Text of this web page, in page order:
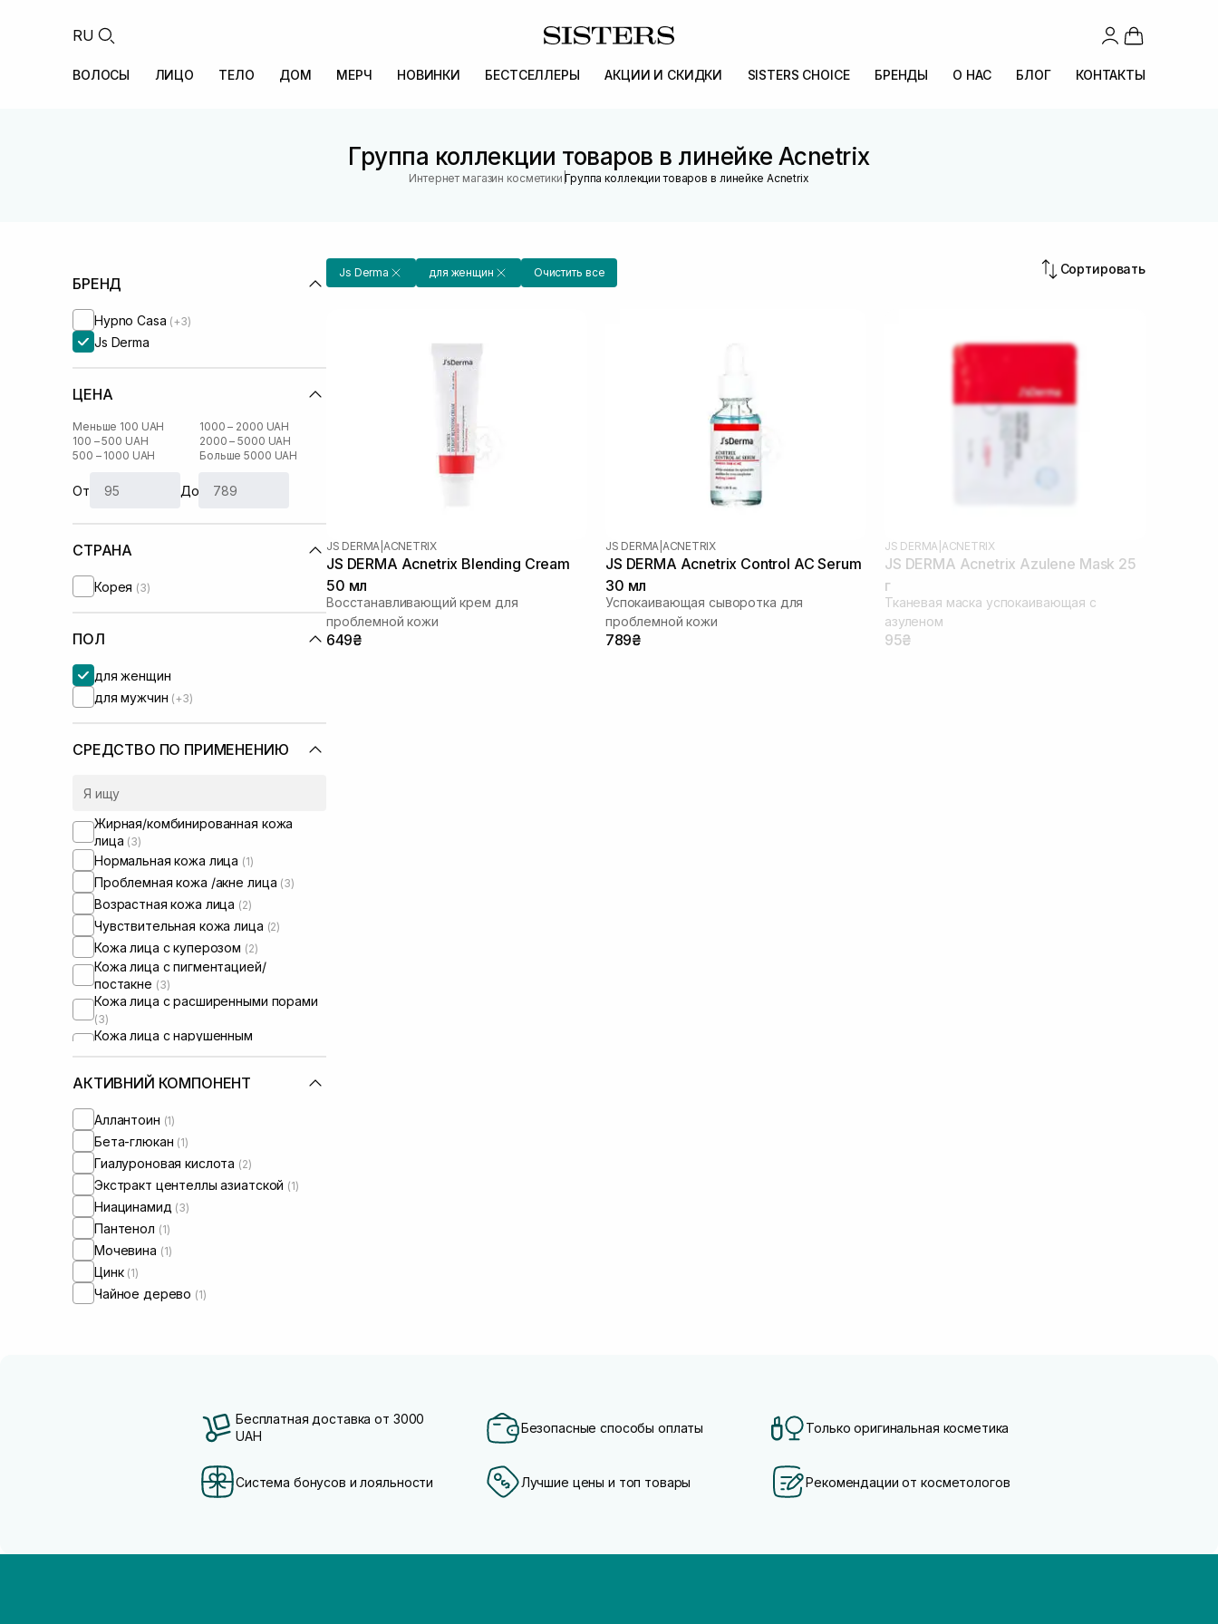
RU
ВОЛОСЫ ЛИЦО ТЕЛО ДОМ МЕРЧ НОВИНКИ БЕСТСЕЛЛЕРЫ АКЦИИ И СКИДКИ SISTERS CHOICE БРЕНДЫ О НАС БЛОГ КОНТАКТЫ
Группа коллекции товаров в линейке Acnetrix
Интернет магазин косметики |Группа коллекции товаров в линейке Acnetrix
БРЕНД
Hypno Casa (+3)
Js Derma
ЦЕНА
Меньше 100 UAH
100 – 500 UAH
500 – 1000 UAH
1000 – 2000 UAH
2000 – 5000 UAH
Больше 5000 UAH
От До
СТРАНА
Корея (3)
ПОЛ
для женщин
для мужчин (+3)
СРЕДСТВО ПО ПРИМЕНЕНИЮ
Жирная/комбинированная кожа
лица (3)
Нормальная кожа лица (1)
Проблемная кожа /акне лица (3)
Возрастная кожа лица (2)
Чувствительная кожа лица (2)
Кожа лица с куперозом (2)
Кожа лица с пигментацией/
постакне (3)
Кожа лица с расширенными порами
(3)
Кожа лица с нарушенным
барьером(2)
микробиомом(1)
АКТИВНИЙ КОМПОНЕНТ
Аллантоин (1)
Бета-глюкан (1)
Гиалуроновая кислота (2)
Экстракт центеллы азиатской (1)
Ниацинамид (3)
Пантенол (1)
Мочевина (1)
Цинк (1)
Чайное дерево (1)
Js Derma для женщин Очистить все Сортировать
JS DERMA ACNETRIX
JS DERMA Acnetrix Blending Cream
50 мл
Восстанавливающий крем для
проблемной кожи
649₴
JS DERMA ACNETRIX
JS DERMA Acnetrix Control AC Serum
30 мл
Успокаивающая сыворотка для
проблемной кожи
789₴
JS DERMA ACNETRIX
JS DERMA Acnetrix Azulene Mask 25
г
Тканевая маска успокаивающая с
азуленом
95₴
Бесплатная доставка от 3000
UAH
Безопасные способы оплаты Только оригинальная косметика
Система бонусов и лояльности Лучшие цены и топ товары Рекомендации от косметологов